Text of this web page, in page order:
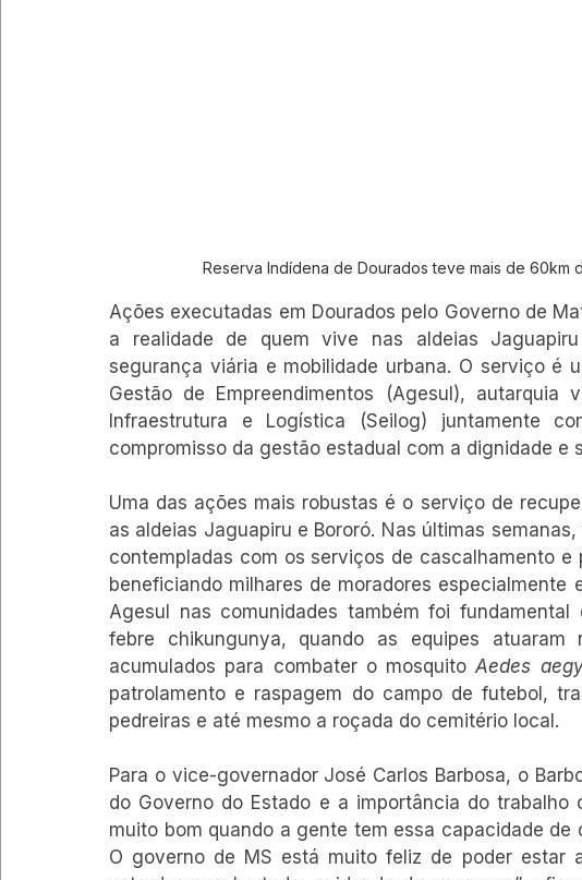
Reserva Indídena de Dourados teve mais de 60km
Ações executadas em Dourados pelo Governo de
a realidade de quem vive nas aldeias
segurança viária e mobilidade urbana. O serviço é
Gestão de Empreendimentos (Agesul), autarquia
Infraestrutura e Logística (Seilog) juntamente
compromisso da gestão estadual com a dignidade e
Uma das ações mais robustas é o serviço de
as aldeias Jaguapiru e Bororó. Nas últimas
contempladas com os serviços de cascalhamento
beneficiando milhares de moradores especialmente
Agesul nas comunidades também foi
febre chikungunya, quando as equipes
acumulados para combater o mosquito Aedes
patrolamento e raspagem do campo de futebol,
pedreiras e até mesmo a roçada do cemitério local.
Para o vice-governador José Carlos Barbosa, o
do Governo do Estado e a importância do trabalho
muito bom quando a gente tem essa capacidade
O governo de MS está muito feliz de poder estar